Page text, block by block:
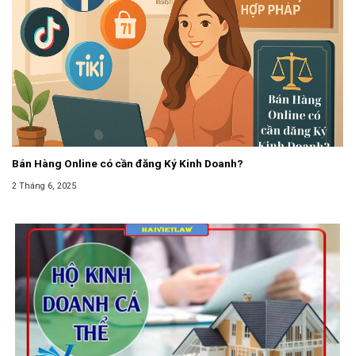
Bán Hàng Online có cần đăng Ký Kinh Doanh?
2 Tháng 6, 2025